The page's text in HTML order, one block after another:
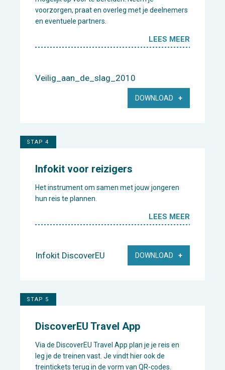
voorzorgen, praat en overleg met je deelnemers
en eventuele partners.
LEES MEER
Veilig_aan_de_slag_2010
DOWNLOAD
STAP 4
Infokit voor reizigers
Het instrument om samen met jouw jongeren
hun reis te plannen.
LEES MEER
Infokit DiscoverEU DOWNLOAD
STAP 5
DiscoverEU Travel App
Via de DiscoverEU Travel App plan je je reis en
leg je de treinen vast. Je vindt hier ook de
treintickets terug in de vorm van QR-codes.